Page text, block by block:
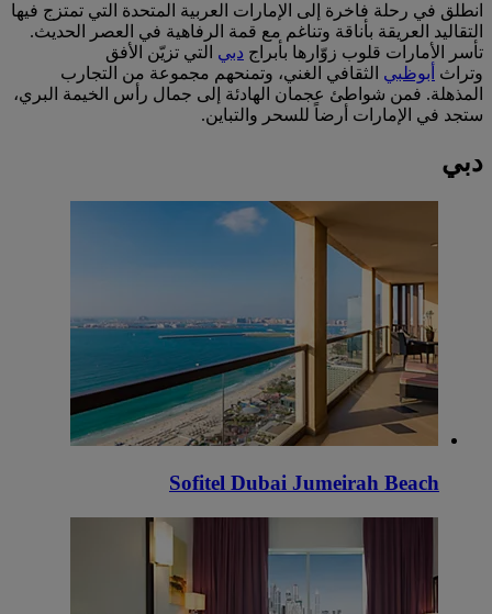
انطلق في رحلة فاخرة إلى الإمارات العربية المتحدة التي تمتزج فيها
التقاليد العريقة بأناقة وتناغم مع قمة الرفاهية في العصر الحديث.
تأسر الأمارات قلوب زوّارها بأبراج دبي التي تزيّن الأفق
وتراث أبوظبي الثقافي الغني، وتمنحهم مجموعة من التجارب
المذهلة. فمن شواطئ عجمان الهادئة إلى جمال رأس الخيمة البري،
ستجد في الإمارات أرضاً للسحر والتباين.
دبي
Sofitel Dubai Jumeirah Beach